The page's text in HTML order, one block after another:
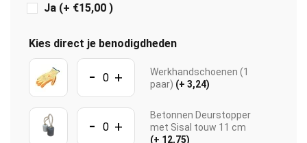
Ja (+ €15,00 )
Kies direct je benodigdheden
- +
Werkhandschoenen (1
paar) (+ 3,24)
- +
Betonnen Deurstopper
met Sisal touw 11 cm
(+ 12,75)